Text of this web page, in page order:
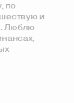
по
и
Люблю